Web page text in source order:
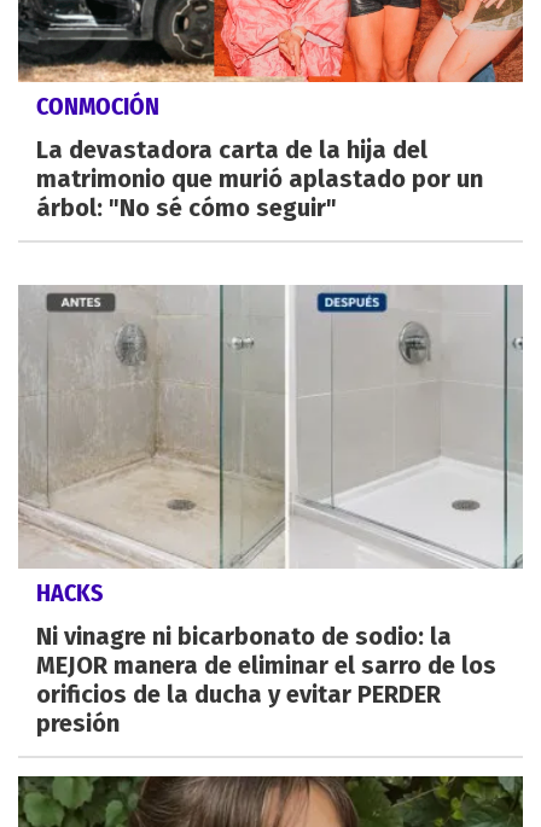
CONMOCIÓN
La devastadora carta de la hija del
matrimonio que murió aplastado por un
árbol: "No sé cómo seguir"
HACKS
Ni vinagre ni bicarbonato de sodio: la
MEJOR manera de eliminar el sarro de los
orificios de la ducha y evitar PERDER
presión